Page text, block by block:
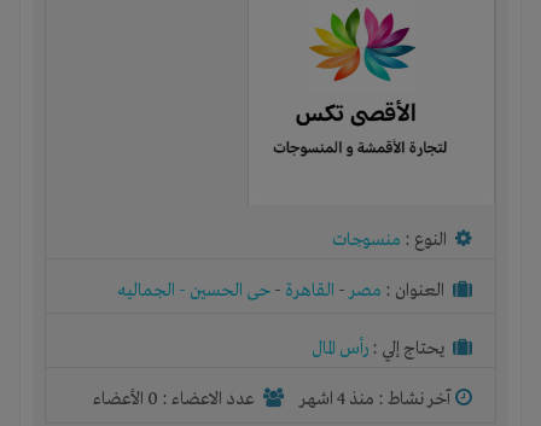
النوع : منسوجات
العنوان : مصر- القاهرة - حى الحسين - الجماليه
يحتاج إلي : رأس المال
آخر نشاط : منذ 4 اشهر عدد الاعضاء : 0 الأعضاء